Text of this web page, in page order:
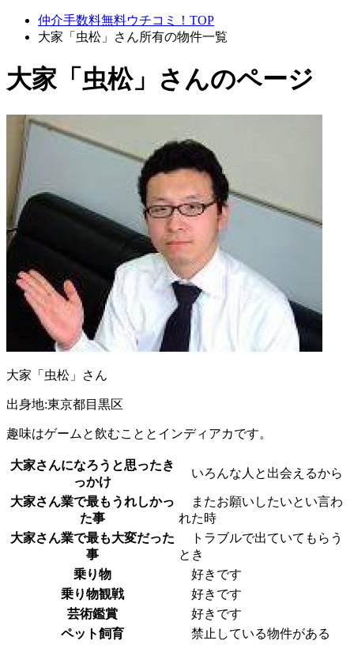
仲介手数料無料ウチコミ！TOP
大家「虫松」さん所有の物件一覧
大家「虫松」さんのページ
大家「虫松」さん
出身地:東京都目黒区
趣味はゲームと飲むこととインディアカです。
大家さんになろうと思ったき
っかけ
いろんな人と出会えるから
大家さん業で最もうれしかっ
た事
またお願いしたいとい言わ
れた時
大家さん業で最も大変だった
事
トラブルで出ていてもらう
とき
乗り物
好きです
乗り物観戦
好きです
芸術鑑賞
好きです
ペット飼育
禁止している物件がある